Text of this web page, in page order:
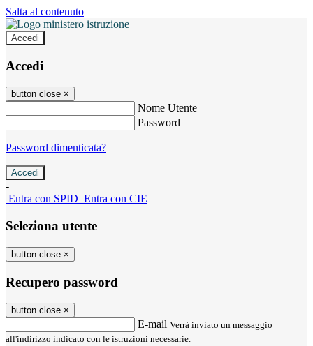
Salta al contenuto
Accedi
Accedi
button close ×
Nome Utente
Password
Password dimenticata?
-
Entra con SPID Entra con CIE
Seleziona utente
button close ×
Recupero password
button close ×
E-mail Verrà inviato un messaggio
all'indirizzo indicato con le istruzioni necessarie.